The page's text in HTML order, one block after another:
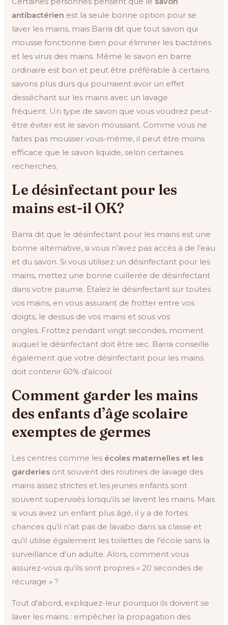
antibactérien est la seule bonne option pour se
laver les mains, mais Barra dit que tout savon qui
mousse fonctionne bien pour éliminer les bactéries
et les virus des mains. Même le savon en barre
ordinaire est bon et peut être préférable à certains
savons plus durs qui pourraient avoir un effet
desséchant sur les mains avec un lavage
fréquent. Un type de savon que vous voudrez peut-
être éviter est le savon moussant. Comme vous ne
faites pas mousser vous-même, il peut être moins
efficace que le savon liquide, selon certaines
recherches.
Le désinfectant pour les
mains est-il OK?
Barra dit que le désinfectant pour les mains est une
bonne alternative, si vous n’avez pas accès à de l’eau
et du savon. Si vous utilisez un désinfectant pour les
mains, mettez une bonne cuillerée de désinfectant
dans votre paume. Étalez le désinfectant sur toutes
vos mains, en vous assurant de frotter entre vos
doigts, le dessus de vos mains et sous vos
ongles. Frottez pendant vingt secondes, moment
auquel le désinfectant doit être sec. Barra conseille
également que votre désinfectant pour les mains
doit contenir 60% d’alcool.
Comment garder les mains
des enfants d’âge scolaire
exemptes de germes
Les centres comme les écoles maternelles et les
garderies ont souvent des routines de lavage des
mains assez strictes et les jeunes enfants sont
souvent supervisés lorsqu’ils se lavent les mains. Mais
si vous avez un enfant plus âgé, il y a de fortes
chances qu’il n’ait pas de lavabo dans sa classe et
qu’il utilise également les toilettes de l’école sans la
surveillance d’un adulte. Alors, comment vous
assurez-vous qu’ils sont propres « 20 secondes de
récurage » ?
Tout d’abord, expliquez-leur pourquoi ils doivent se
laver les mains : empêcher la propagation des